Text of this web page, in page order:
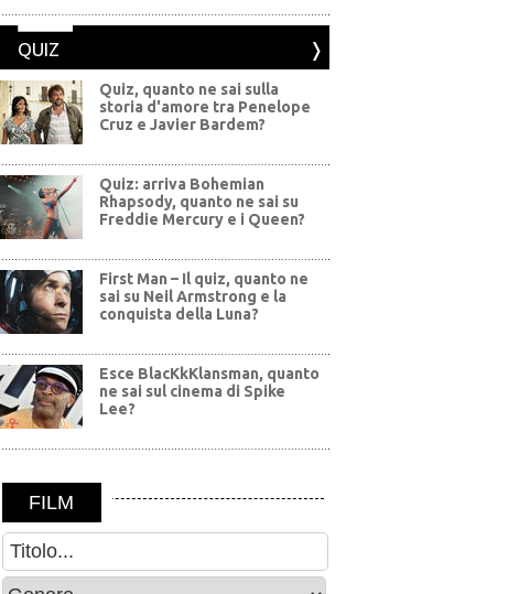
QUIZ
Quiz, quanto ne sai sulla
storia d'amore tra Penelope
Cruz e Javier Bardem?
Quiz: arriva Bohemian
Rhapsody, quanto ne sai su
Freddie Mercury e i Queen?
First Man – Il quiz, quanto ne
sai su Neil Armstrong e la
conquista della Luna?
Esce BlacKkKlansman, quanto
ne sai sul cinema di Spike
Lee?